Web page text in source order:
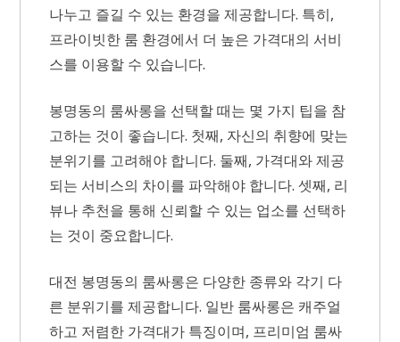
나누고 즐길 수 있는 환경을 제공합니다. 특히,
프라이빗한 룸 환경에서 더 높은 가격대의 서비
스를 이용할 수 있습니다.
봉명동의 룸싸롱을 선택할 때는 몇 가지 팁을 참
고하는 것이 좋습니다. 첫째, 자신의 취향에 맞는
분위기를 고려해야 합니다. 둘째, 가격대와 제공
되는 서비스의 차이를 파악해야 합니다. 셋째, 리
뷰나 추천을 통해 신뢰할 수 있는 업소를 선택하
는 것이 중요합니다.
대전 봉명동의 룸싸롱은 다양한 종류와 각기 다
른 분위기를 제공합니다. 일반 룸싸롱은 캐주얼
하고 저렴한 가격대가 특징이며, 프리미엄 룸싸